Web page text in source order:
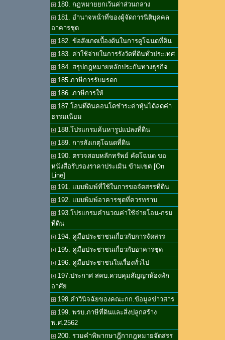
180. กฎหมายยกเว้นค่าส่วนกลาง
181. อำนาจหน้่าที่ของผู้จัดการนิติบุคคล
อาคารชุด
182. ข้อสังเกตเบื้องต้นในการดูโฉนดที่ดิน
183. ค่าใช้จ่ายในการรังวัดที่ดินทั่วประเทศ
184. สรุปกฎหมายหลักประกันทางธุรกิจ
185.ภาษีการรับมรดก
186. ภาษีการให้
187.โอนที่ดินคอนโดชำระค่าหุ้นได้ลดค่า
ธรรมเนียม
188.โปรแกรมค้นหารูปแปลงที่ดิน
189. การสังเกตุโฉนดที่ดิน
190. ตรวจสอบหลักทรัพย์ คัดโฉนด ขอ
หนังสือรับรองราคาประเมิน ข้ามเขต [On
Line]
191. แบบพิมพ์ที่ใช้ในการขอจัดสรรที่ดิน
192. แบบพิมพ์อาคารชุดที่ควรทราบ
193.โปรแกรมคำนวณค่าใช้จ่ายโอน-กรม
ที่ดิน
194. คู่มือประชาชนเกี่ยวกับการจัดสรร
195. คู่มือประชาชนเกี่ยวกับอาคารชุด
196. คู่มือประชาชนในเรื่องทั่วไป
197.ประกาศ สคบ.ควบคุมสัญญาห้องพัก
อาศัย
198.คำวินิจฉัยของคณะกก.ข้อมูลข่าวสาร
199. พรบ.ภาษีที่ดินและสิ่งปลูกสร้าง
พ.ศ.2562
200. รวมคำพิพากษาฎีกากฎหมายจัดสรร